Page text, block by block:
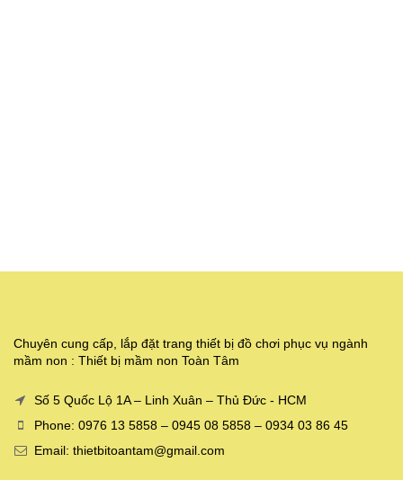
Chuyên cung cấp, lắp đặt trang thiết bị đồ chơi phục vụ ngành
mầm non : Thiết bị mầm non Toàn Tâm
Số 5 Quốc Lộ 1A – Linh Xuân – Thủ Đức - HCM
Phone: 0976 13 5858 – 0945 08 5858 – 0934 03 86 45
Email: thietbitoantam@gmail.com